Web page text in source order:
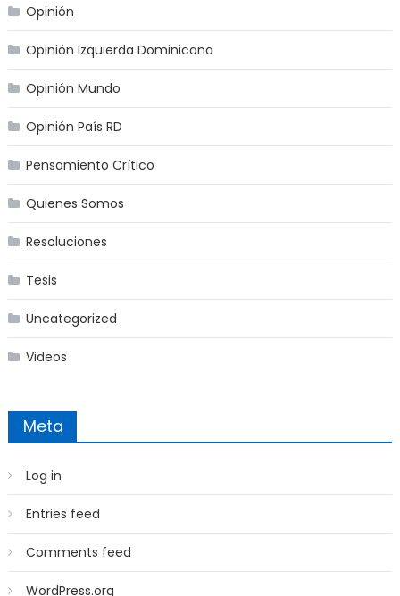
Opinión
Opinión Izquierda Dominicana
Opinión Mundo
Opinión País RD
Pensamiento Crítico
Quienes Somos
Resoluciones
Tesis
Uncategorized
Videos
Meta
Log in
Entries feed
Comments feed
WordPress.org